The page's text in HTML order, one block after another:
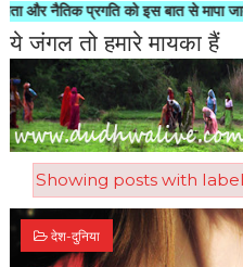
प्रगति को इस बात से मापा जाता है
ये जंगल तो हमारे मायका हैं
Showing posts with label
देश-दुनिया